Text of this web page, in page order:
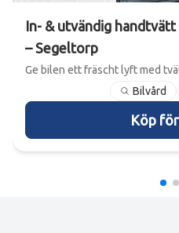
In- & utvändig
– Segeltorp
Ge bilen ett fräscht lyft med
Bilvård